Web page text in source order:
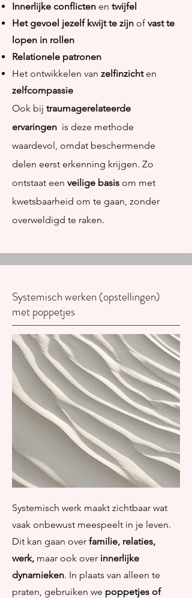
Innerlijke conflicten en twijfel
Het gevoel jezelf kwijt te zijn of vast te
lopen in rollen
Relationele patronen
Het ontwikkelen van zelfinzichten
zelfcompassie
Ook bij traumagerelateerde
ervaringen is deze methode
waardevol, omdat beschermende
delen eerst erkenning krijgen. Zo
ontstaat een veilige basis om met
kwetsbaarheid om te gaan, zonder
overweldigd te raken.
Systemisch werken (opstellingen)
met poppetjes
Systemisch werk maakt zichtbaar wat
vaak onbewust meespeelt in je leven.
Dit kan gaan over familie, relaties,
werk, maar ook over innerlijke
dynamieken. In plaats van alleen te
praten, gebruiken we poppetjes of